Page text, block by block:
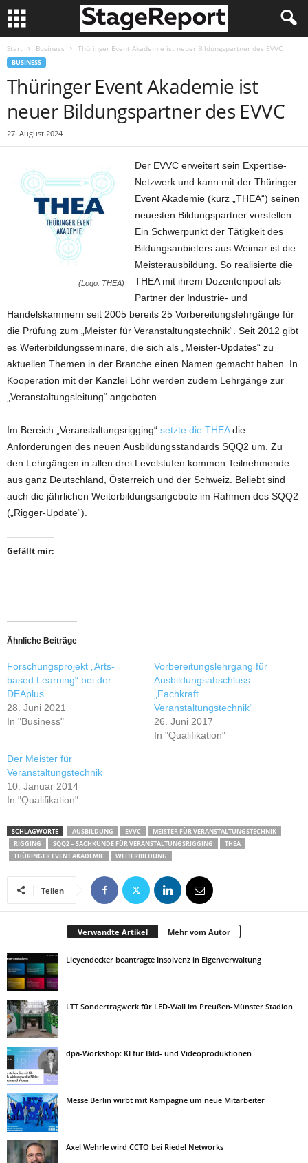
Start Business Thüringer Event Akademie ist neuer Bildungspartner des EVVC
BUSINESS
Thüringer Event Akademie ist
neuer Bildungspartner des EVVC
27. August 2024
(Logo: THEA)
Der EVVC erweitert sein Expertise-
Netzwerk und kann mit der Thüringer
Event Akademie (kurz „THEA“) seinen
neuesten Bildungspartner vorstellen.
Ein Schwerpunkt der Tätigkeit des
Bildungsanbieters aus Weimar ist die
Meisterausbildung. So realisierte die
THEA mit ihrem Dozentenpool als
Partner der Industrie- und
Handelskammern seit 2005 bereits 25 Vorbereitungslehrgänge für
die Prüfung zum „Meister für Veranstaltungstechnik“. Seit 2012 gibt
es Weiterbildungsseminare, die sich als „Meister-Updates“ zu
aktuellen Themen in der Branche einen Namen gemacht haben. In
Kooperation mit der Kanzlei Löhr werden zudem Lehrgänge zur
„Veranstaltungsleitung“ angeboten.
Im Bereich „Veranstaltungsrigging“ setzte die THEAdie
Anforderungen des neuen Ausbildungsstandards SQQ2 um. Zu
den Lehrgängen in allen drei Levelstufen kommen Teilnehmende
aus ganz Deutschland, Österreich und der Schweiz. Beliebt sind
auch die jährlichen Weiterbildungsangebote im Rahmen des SQQ2
(„Rigger-Update“).
Gefällt mir:
Ähnliche Beiträge
Forschungsprojekt „Arts-
based Learning“ bei der
DEAplus
28. Juni 2021
In "Business"
Vorbereitungslehrgang für
Ausbildungsabschluss
„Fachkraft
Veranstaltungstechnik“
26. Juni 2017
In "Qualifikation"
Der Meister für
Veranstaltungstechnik
10. Januar 2014
In "Qualifikation"
SCHLAGWORTE AUSBILDUNG EVVC
MEISTER FÜR VERANSTALTUNGSTECHNIK
RIGGING
SQQ2 – SACHKUNDE FÜR VERANSTALTUNGSRIGGING
THEA
THÜRINGER EVENT AKADEMIE
WEITERBILDUNG
Teilen
Verwandte Artikel Mehr vom Autor
Lleyendecker beantragte Insolvenz in Eigenverwaltung
LTT Sondertragwerk für LED-Wall im Preußen-Münster Stadion
dpa-Workshop: KI für Bild- und Videoproduktionen
Messe Berlin wirbt mit Kampagne um neue Mitarbeiter
Axel Wehrle wird CCTO bei Riedel Networks